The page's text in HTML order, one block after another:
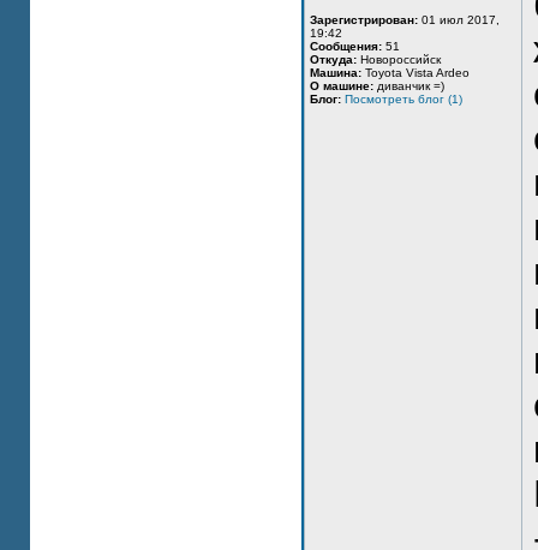
Зарегистрирован: 01 июл 2017,
19:42
Сообщения: 51
Откуда: Новороссийск
Машина: Toyota Vista Ardeo
О машине: диванчик =)
Блог: Посмотреть блог (1)